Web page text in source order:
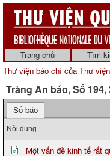
Trang chủ Tìm
Thư viện báo chí của Thư
Tràng An báo, Số
Số báo
Nội dung
Một vấn đề kinh tế rất